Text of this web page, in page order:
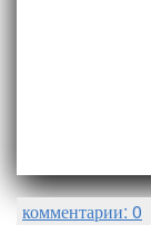
комментарии: 0